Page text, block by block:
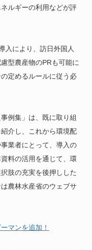
ルギーの利用などが評
入により、訪日外国人
型農産物のPRも可能に
定めるルールに従う必
例集」は、既に取り組
介し、これから環境配
業者にとって、導入の
料の活用を通じて、環
肢の充実を後押しした
農林水産省のウェブサ
マンを追加！